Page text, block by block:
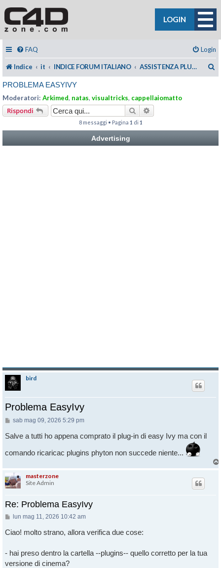
LOGIN
FAQ Login
Indice it INDICE FORUM ITALIANO ASSISTENZA PLUGIN C4DZONE
PROBLEMA EASYIVY
Moderatori: Arkimed, natas, visualtricks, cappellaiomatto
Rispondi Cerca
8 messaggi • Pagina 1 di 1
Advertising
bird
Problema EasyIvy
Messaggio
sab mag 09, 2026 5:29 pm
Salve a tutti ho appena comprato il plug-in di easy Ivy ma con il
comando ricaricac plugins phyton non succede niente...
masterzone
Site Admin
Re: Problema EasyIvy
Messaggio
lun mag 11, 2026 10:42 am
Ciao! molto strano, allora verifica due cose:
- hai preso dentro la cartella --plugins-- quello corretto per la tua
versione di cinema?